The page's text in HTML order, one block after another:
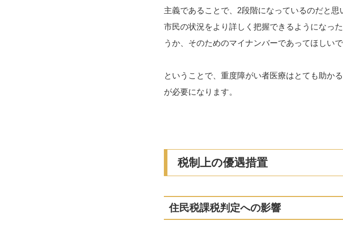
主義であることで、2段階になっているのだと
市民の状況をより詳しく把握できるようになっ
うか、そのためのマイナンバーであってほしいで
ということで、重度障がい者医療はとても助か
が必要になります。
税制上の優遇措置
住民税課税判定への影響